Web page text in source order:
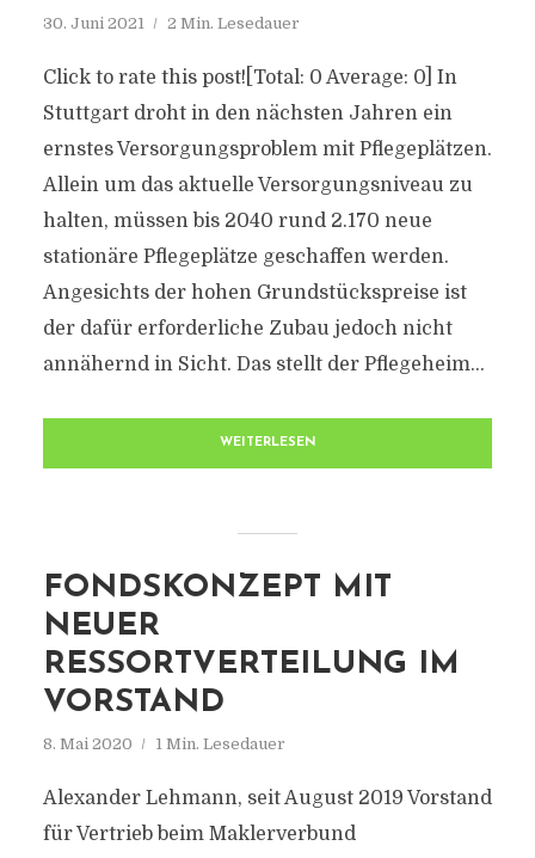
30. Juni 2021 2 Min. Lesedauer
Click to rate this post![Total: 0 Average: 0] In
Stuttgart droht in den nächsten Jahren ein
ernstes Versorgungsproblem mit Pflegeplätzen.
Allein um das aktuelle Versorgungsniveau zu
halten, müssen bis 2040 rund 2.170 neue
stationäre Pflegeplätze geschaffen werden.
Angesichts der hohen Grundstückspreise ist
der dafür erforderliche Zubau jedoch nicht
annähernd in Sicht. Das stellt der Pflegeheim...
WEITERLESEN
FONDSKONZEPT MIT
NEUER
RESSORTVERTEILUNG IM
VORSTAND
8. Mai 2020 1 Min. Lesedauer
Alexander Lehmann, seit August 2019 Vorstand
für Vertrieb beim Maklerverbund